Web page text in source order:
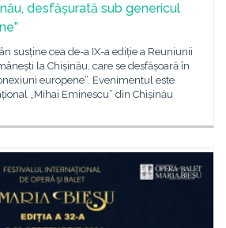
desfășurată sub genericul
susține cea de-a IX-a ediție a Reuniunii
la Chișinău, care se desfășoară în
europene”. Evenimentul este
„Mihai Eminescu” din Chișinău